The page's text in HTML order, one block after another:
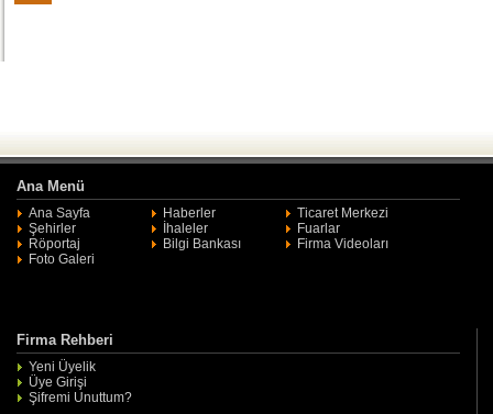
Ana Menü
Ana Sayfa Haberler
Ticaret Merkezi
Şehirler
İhaleler
Fuarlar
Röportaj
Bilgi Bankası
Firma Videoları
Foto Galeri
Firma Rehberi
Yeni Üyelik
Üye Girişi
Şifremi Unuttum?